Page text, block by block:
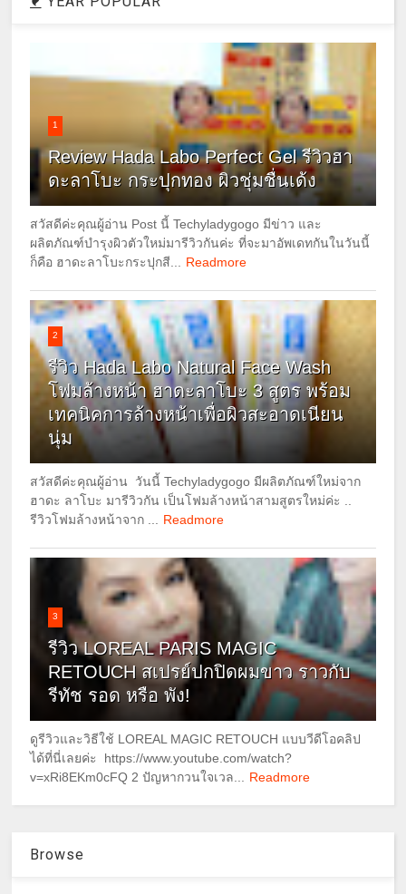
1
Review Hada Labo Perfect Gel รีวิวฮา
ดะลาโบะ กระปุกทอง ผิวชุ่มชื่นเด้ง
สวัสดีค่ะคุณผู้อ่าน Post นี้ Techyladygogo มีข่าว และ
ผลิตภัณฑ์บำรุงผิวตัวใหม่มารีวิวกันค่ะ ที่จะมาอัพเดทกันในวันนี้
ก็คือ ฮาดะลาโบะกระปุกสี...
Readmore
2
รีวิว Hada Labo Natural Face Wash
โฟมล้างหน้า ฮาดะลาโบะ 3 สูตร พร้อม
เทคนิคการล้างหน้าเพื่อผิวสะอาดเนียน
นุ่ม
สวัสดีค่ะคุณผู้อ่าน วันนี้ Techyladygogo มีผลิตภัณฑ์ใหม่จาก
ฮาดะ ลาโบะ มารีวิวกัน เป็นโฟมล้างหน้าสามสูตรใหม่ค่ะ ..
รีวิวโฟมล้างหน้าจาก ...
Readmore
3
รีวิว LOREAL PARIS MAGIC
RETOUCH สเปรย์ปกปิดผมขาว ราวกับ
รีทัช รอด หรือ พัง!
ดูรีวิวและวิธีใช้ LOREAL MAGIC RETOUCH แบบวีดีโอคลิป
ได้ที่นี่เลยค่ะ https://www.youtube.com/watch?
v=xRi8EKm0cFQ 2 ปัญหากวนใจเวล...
Readmore
Browse